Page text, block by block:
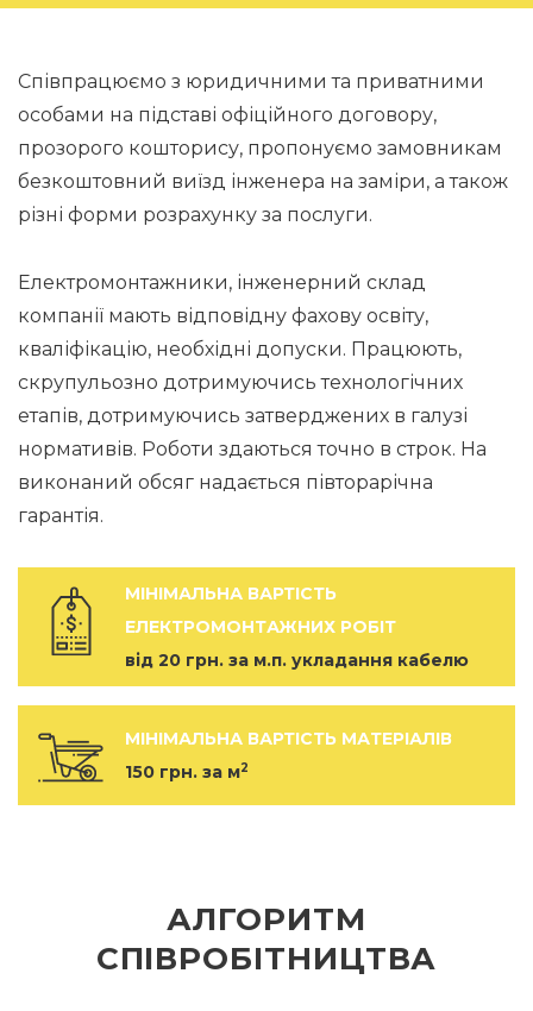
Співпрацюємо з юридичними та приватними
особами на підставі офіційного договору,
прозорого кошторису, пропонуємо замовникам
безкоштовний виїзд інженера на заміри, а також
різні форми розрахунку за послуги.
Електромонтажники, інженерний склад
компанії мають відповідну фахову освіту,
кваліфікацію, необхідні допуски. Працюють,
скрупульозно дотримуючись технологічних
етапів, дотримуючись затверджених в галузі
нормативів. Роботи здаються точно в строк. На
виконаний обсяг надається півторарічна
гарантія.
МІНІМАЛЬНА ВАРТІСТЬ
ЕЛЕКТРОМОНТАЖНИХ РОБІТ
від 20 грн. за м.п. укладання кабелю
МІНІМАЛЬНА ВАРТІСТЬ МАТЕРІАЛІВ
150 грн. за м2
АЛГОРИТМ
СПІВРОБІТНИЦТВА